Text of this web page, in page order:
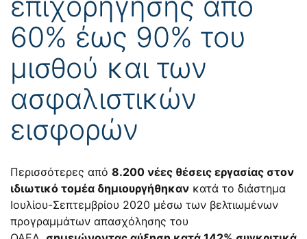
60% έως 90% του
μισθού και των
ασφαλιστικών
εισφορών
Περισσότερες από 8.200 νέες θέσεις εργασίας στον
ιδιωτικό τομέα δημιουργήθηκαν κατά το διάστημα
Ιουλίου-Σεπτεμβρίου 2020 μέσω των βελτιωμένων
προγραμμάτων απασχόλησης του